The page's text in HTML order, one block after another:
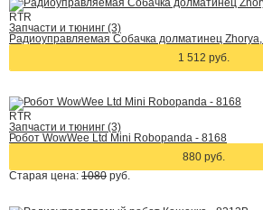
RTR
Запчасти и тюнинг (3)
Радиоуправляемая Собачка долматинец
1 512 руб.
RTR
Запчасти и тюнинг (3)
Робот WowWee Ltd Mini Robopanda - 8168
880 руб.
Старая цена: 1080 руб.